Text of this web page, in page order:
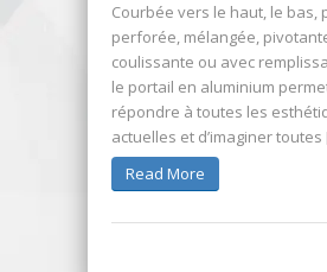
Courbée vers le haut, le bas,
perforée, mélangée,
coulissante ou avec
le portail en aluminium
répondre à toutes les
actuelles et d’imaginer
Read More